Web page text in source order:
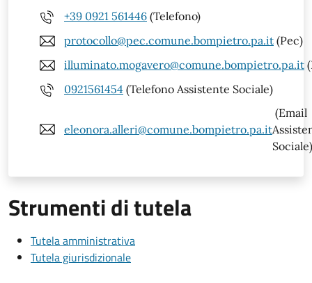
+39 0921 561446 (Telefono)
protocollo@pec.comune.bompietro.pa.it (Pec)
illuminato.mogavero@comune.bompietro.pa.it
0921561454 (Telefono Assistente Sociale)
eleonora.alleri@comune.bompietro.pa.it
(Email
Sociale)
Strumenti di tutela
Tutela amministrativa
Tutela giurisdizionale